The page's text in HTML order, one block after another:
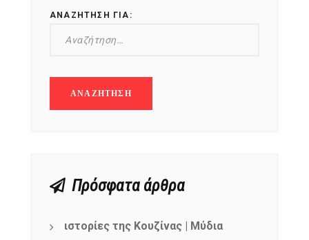
ΑΝΑΖΉΤΗΣΗ ΓΙΑ:
Πρόσφατα άρθρα
ιστορίες της Κουζίνας | Μύδια